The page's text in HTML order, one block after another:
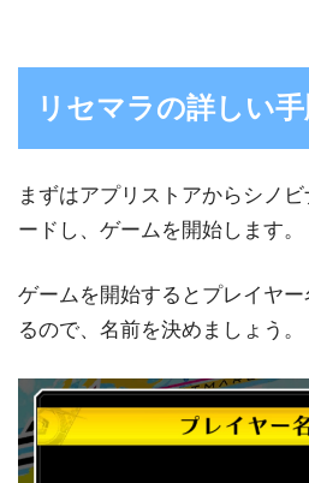
リセマラの詳しい
まずはアプリストアからシノ
ードし、ゲームを開始します。
ゲームを開始するとプレイヤ
るので、名前を決めましょう。